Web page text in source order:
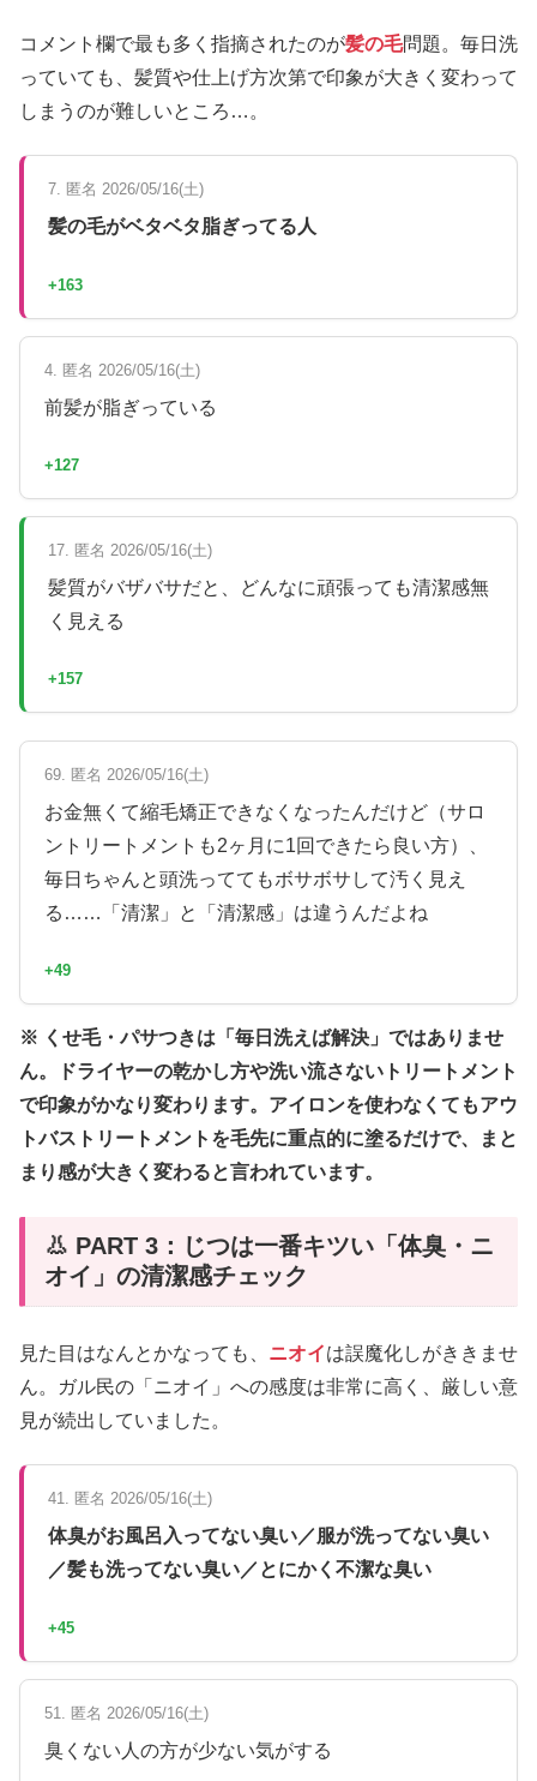
コメント欄で最も多く指摘されたのが髪の毛問題。毎日洗
っていても、髪質や仕上げ方次第で印象が大きく変わって
しまうのが難しいところ…。
7. 匿名 2026/05/16(土)
髪の毛がベタベタ脂ぎってる人
+163
4. 匿名 2026/05/16(土)
前髪が脂ぎっている
+127
17. 匿名 2026/05/16(土)
髪質がバザバサだと、どんなに頑張っても清潔感無
く見える
+157
69. 匿名 2026/05/16(土)
お金無くて縮毛矯正できなくなったんだけど（サロ
ントリートメントも2ヶ月に1回できたら良い方）、
毎日ちゃんと頭洗っててもボサボサして汚く見え
る……「清潔」と「清潔感」は違うんだよね
+49
※ くせ毛・パサつきは「毎日洗えば解決」ではありませ
ん。ドライヤーの乾かし方や洗い流さないトリートメント
で印象がかなり変わります。アイロンを使わなくてもアウ
トバストリートメントを毛先に重点的に塗るだけで、まと
まり感が大きく変わると言われています。
👃 PART 3：じつは一番キツい「体臭・ニ
オイ」の清潔感チェック
見た目はなんとかなっても、 ニオイは誤魔化しがききませ
ん。ガル民の「ニオイ」への感度は非常に高く、厳しい意
見が続出していました。
41. 匿名 2026/05/16(土)
体臭がお風呂入ってない臭い／服が洗ってない臭い
／髪も洗ってない臭い／とにかく不潔な臭い
+45
51. 匿名 2026/05/16(土)
臭くない人の方が少ない気がする